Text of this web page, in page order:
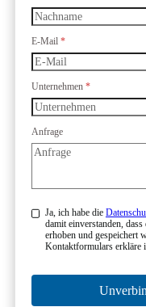
E-Mail *
Unternehmen *
Anfrage
Ja, ich habe die
damit einverstanden,
erhoben und gespeichert
Kontaktformulars erkläre